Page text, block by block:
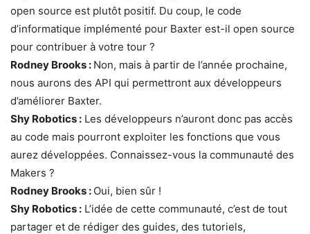
open source est plutôt positif. Du coup, le code
d’informatique implémenté pour Baxter est-il open source
pour contribuer à votre tour ?
Rodney Brooks : Non, mais à partir de l’année prochaine,
nous aurons des API qui permettront aux développeurs
d’améliorer Baxter.
Shy Robotics : Les développeurs n’auront donc pas accès
au code mais pourront exploiter les fonctions que vous
aurez développées. Connaissez-vous la communauté des
Makers ?
Rodney Brooks : Oui, bien sûr !
Shy Robotics : L’idée de cette communauté, c’est de tout
partager et de rédiger des guides, des tutoriels,